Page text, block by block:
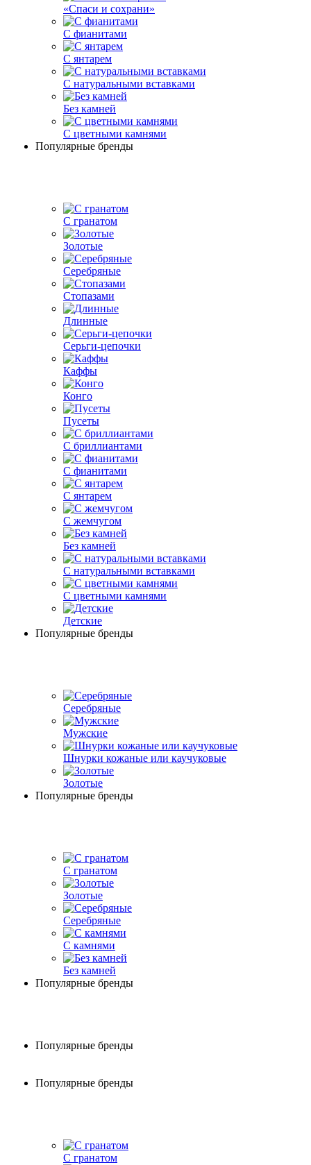
«Спаси и сохрани»
С фианитами
С янтарем
С натуральными вставками
Без камней
С цветными камнями
Популярные бренды
С гранатом
Золотые
Серебряные
Стопазами
Длинные
Серьги-цепочки
Каффы
Конго
Пусеты
С бриллиантами
С фианитами
С янтарем
С жемчугом
Без камней
С натуральными вставками
С цветными камнями
Детские
Популярные бренды
Серебряные
Мужские
Шнурки кожаные или каучуковые
Золотые
Популярные бренды
С гранатом
Золотые
Серебряные
С камнями
Без камней
Популярные бренды
Популярные бренды
Популярные бренды
С гранатом